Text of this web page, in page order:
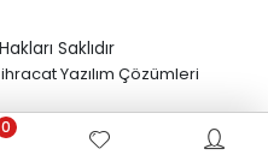
Saklıdır
Yazılım Çözümleri
0